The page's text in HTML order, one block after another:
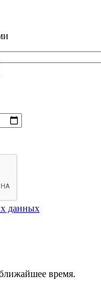
данных
время.